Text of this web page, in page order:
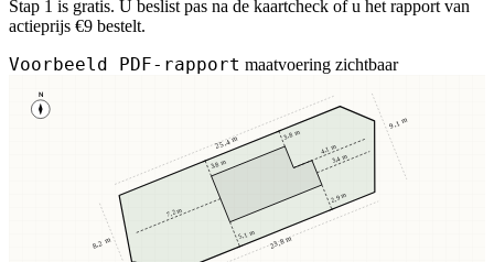
Stap 1 is gratis. U beslist pas na de kaartcheck of u het rapport van
actieprijs €9 bestelt.
Voorbeeld PDF-rapport maatvoering zichtbaar
N
3,8 m
3,8 m
5,1 m
2,9 m
7,2 m
3,4 m
4,1 m
25,4 m
23,8 m
8,2 m
9,1 m